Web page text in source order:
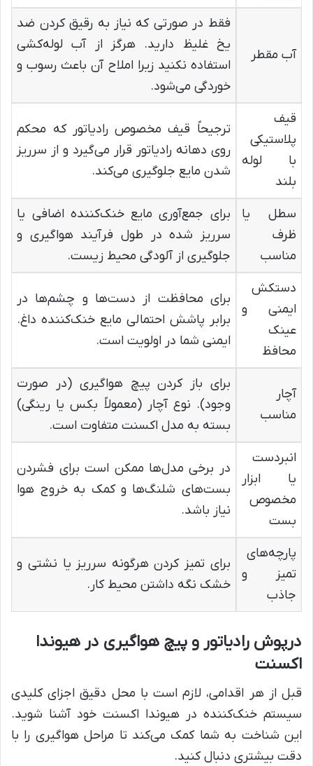
آب مقطر
فقط در صورتی که نیاز به رقیق کردن ضد
یخ غلیظ دارید. هرگز از آب لوله‌کشی
استفاده نکنید زیرا املاح آن باعث رسوب و
خوردگی می‌شود.
قیف
پلاستیکی
با لوله
بلند
ترجیحاً قیف مخصوص رادیاتور که محکم
روی دهانه رادیاتور قرار می‌گیرد و از سرریز
شدن مایع جلوگیری می‌کند.
سطل یا
ظرف
مناسب
برای جمع‌آوری مایع خنک‌کننده اضافی یا
سرریز شده در طول فرآیند هواگیری و
جلوگیری از آلودگی محیط زیست.
دستکش
ایمنی و
عینک
محافظ
برای محافظت از دست‌ها و چشم‌ها در
برابر پاشش احتمالی مایع خنک‌کننده داغ.
ایمنی شما در اولویت است.
آچار
مناسب
برای باز کردن پیچ هواگیری (در صورت
وجود). نوع آچار (معمولاً بکس یا رینگی)
بسته به مدل اکسنت متفاوت است.
انبردست
یا ابزار
مخصوص
بست
در برخی مدل‌ها ممکن است برای فشردن
بست‌های شلنگ‌ها و کمک به خروج هوا
نیاز باشد.
پارچه‌های
تمیز و
جاذب
برای تمیز کردن هرگونه سرریز یا نشتی و
خشک نگه داشتن محیط کار.
درپوش رادیاتور و پیچ هواگیری در هیوندا
اکسنت
قبل از هر اقدامی، لازم است با محل دقیق اجزای کلیدی
سیستم خنک‌کننده در هیوندا اکسنت خود آشنا شوید.
این شناخت به شما کمک می‌کند تا مراحل هواگیری را با
دقت بیشتری دنبال کنید.